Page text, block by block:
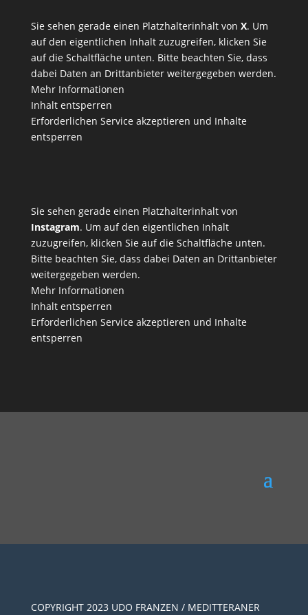
Sie sehen gerade einen Platzhalterinhalt von X. Um
auf den eigentlichen Inhalt zuzugreifen, klicken Sie
auf die Schaltfläche unten. Bitte beachten Sie, dass
dabei Daten an Drittanbieter weitergegeben werden.
Mehr Informationen
Inhalt entsperren
Erforderlichen Service akzeptieren und Inhalte
entsperren
Sie sehen gerade einen Platzhalterinhalt von
Instagram. Um auf den eigentlichen Inhalt
zuzugreifen, klicken Sie auf die Schaltfläche unten.
Bitte beachten Sie, dass dabei Daten an Drittanbieter
weitergegeben werden.
Mehr Informationen
Inhalt entsperren
Erforderlichen Service akzeptieren und Inhalte
entsperren
COPYRIGHT 2023 UDO FRANZEN / MEDITTERANER